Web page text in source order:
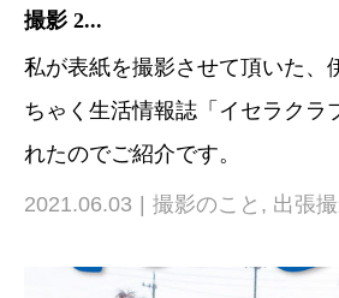
撮影 2...
私が表紙を撮影させて頂いた、
ちゃく生活情報誌「イセラクラ
れたのでご紹介です。
2021.06.03 撮影のこと , 出張